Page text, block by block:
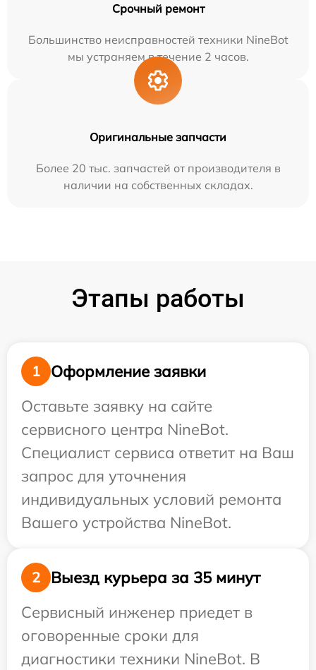
Срочный ремонт
Большинство неисправностей техники NineBot
мы устраняем в течение 2 часов.
Оригинальные запчасти
Более 20 тыс. запчастей от производителя в
наличии на собственных складах.
Этапы работы
1
Оформление заявки
Оставьте заявку на сайте
сервисного центра NineBot.
Специалист сервиса ответит на Ваш
запрос для уточнения
индивидуальных условий ремонта
Вашего устройства NineBot.
2
Выезд курьера за 35 минут
Сервисный инженер приедет в
оговоренные сроки для
диагностики техники NineBot. В